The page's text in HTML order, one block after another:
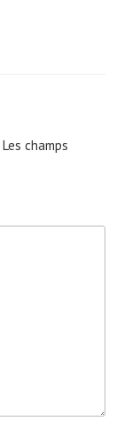
Les champs